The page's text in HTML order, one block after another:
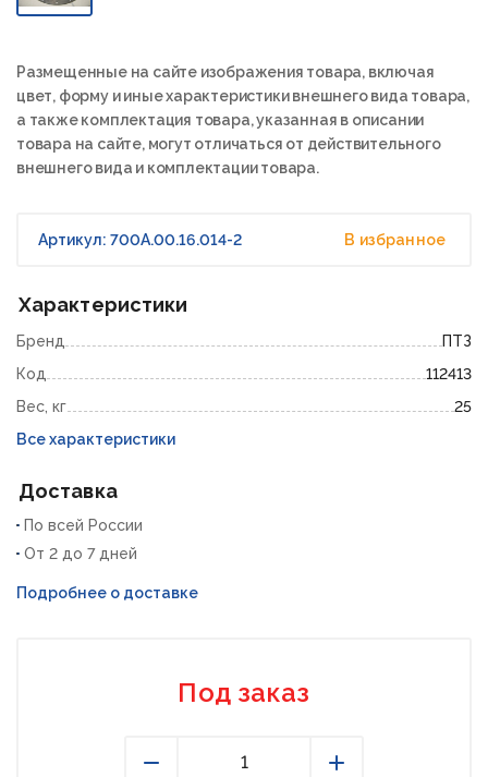
Размещенные на сайте изображения товара, включая
цвет, форму и иные характеристики внешнего вида товара,
а также комплектация товара, указанная в описании
товара на сайте, могут отличаться от действительного
внешнего вида и комплектации товара.
Артикул: 700А.00.16.014-2 В избранное
Характеристики
Бренд
ПТЗ
Код
112413
Вес, кг
25
Все характеристики
Доставка
По всей России
От 2 до 7 дней
Подробнее о доставке
Под заказ